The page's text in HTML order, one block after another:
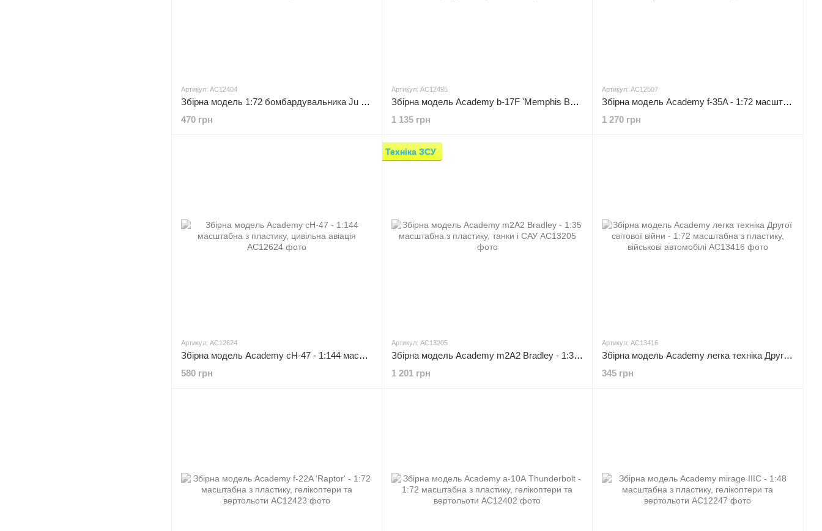
Артикул: AC12404
Збірна модель 1:72 бомбардувальника Ju 87 G2 Academy, військова авіація до 1945 р.
470 грн
Артикул: AC12495
Збірна модель Academy b-17F 'Memphis Belle' - 1:72 масштабна з пластику, військова авіація до 1945 р.
1 135 грн
Артикул: AC12507
Збірна модель Academy f-35A - 1:72 масштабна з пластику, гелікоптери та вертольоти
1 270 грн
Артикул: AC12624
Збірна модель Academy cH-47 - 1:144 масштабна з пластику, цивільна авіація
580 грн
Техніка ЗСУ
Артикул: AC13205
Збірна модель Academy m2A2 Bradley - 1:35 масштабна з пластику, танки і САУ
1 201 грн
Артикул: AC13416
Збірна модель Academy легка техніка Другої світової війни - 1:72 масштабна з пластику, військові автомобілі
345 грн